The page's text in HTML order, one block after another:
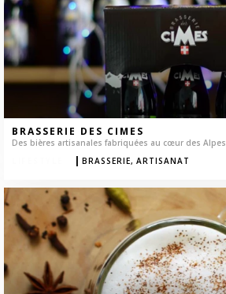
BRASSERIE DES CIMES
Des bières artisanales fabriquées au cœur des Alpes
| BRASSERIE, ARTISANAT